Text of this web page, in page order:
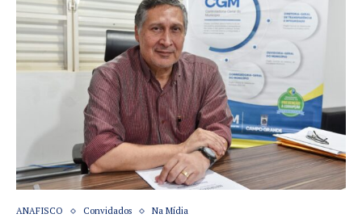
ANAFISCO Convidados Na Mídia